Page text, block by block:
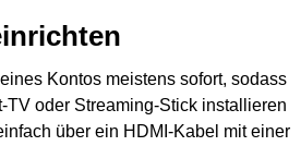
Kontos meistens sofort, sodass
oder Streaming-Stick installieren
über ein HDMI-Kabel mit einer